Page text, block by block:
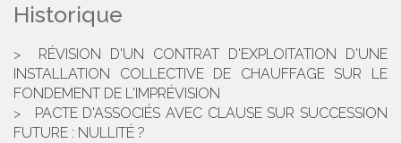
Historique
RÉVISION D'UN CONTRAT D'EXPLOITATION D'UNE
INSTALLATION COLLECTIVE DE CHAUFFAGE SUR LE
FONDEMENT DE L'IMPRÉVISION
PACTE D'ASSOCIÉS AVEC CLAUSE SUR SUCCESSION
FUTURE : NULLITÉ ?